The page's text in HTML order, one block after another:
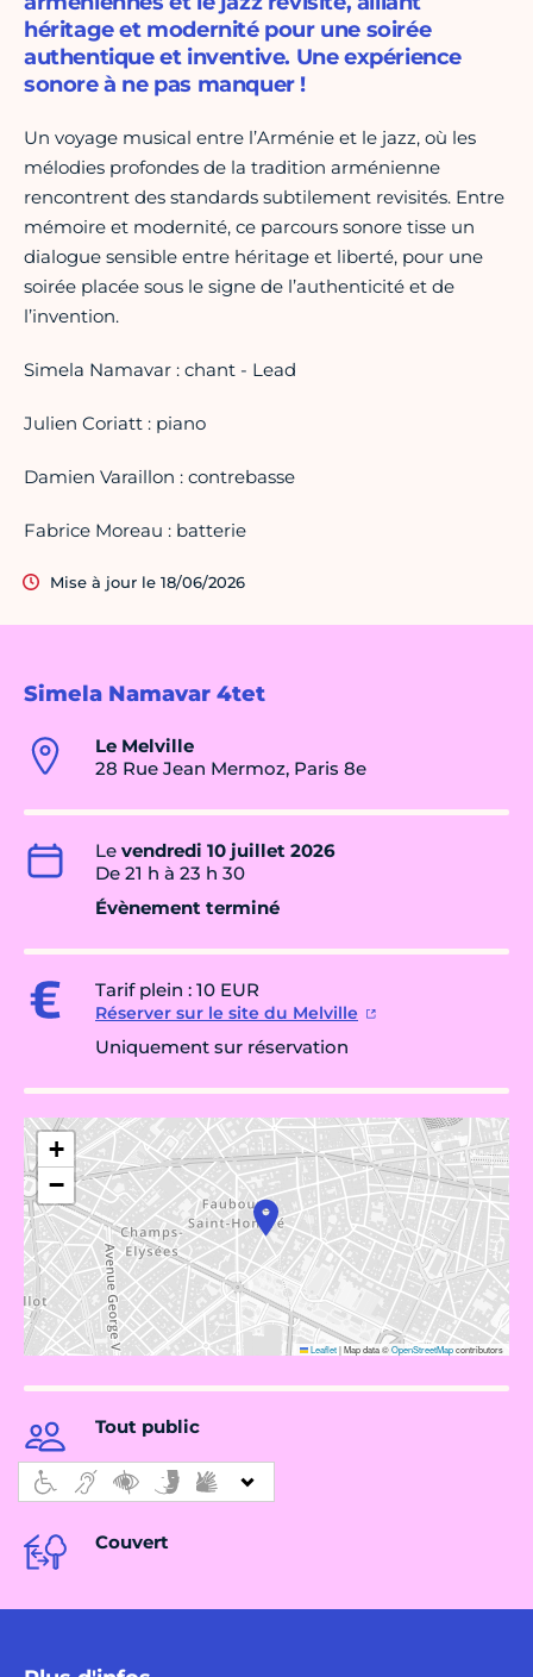
Simela Namavar 4tet
Le Melville
28 Rue Jean Mermoz, Paris 8e
Le vendredi 10 juillet 2026
De 21 h à 23 h 30
Évènement terminé
Tarif plein : 10 EUR
Réserver sur le site du Melville
Uniquement sur réservation
+
−
Leaflet|Map data ©OpenStreetMapcontributors
Tout public
Couvert
héritage et modernité pour une soirée
authentique et inventive. Une expérience
sonore à ne pas manquer !
Un voyage musical entre l’Arménie et le jazz, où les
mélodies profondes de la tradition arménienne
rencontrent des standards subtilement revisités. Entre
mémoire et modernité, ce parcours sonore tisse un
dialogue sensible entre héritage et liberté, pour une
soirée placée sous le signe de l’authenticité et de
l’invention.
Simela Namavar : chant - Lead
Julien Coriatt : piano
Damien Varaillon : contrebasse
Fabrice Moreau : batterie
Mise à jour le 18/06/2026